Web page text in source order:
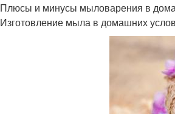
Плюсы и минусы мыловарения в
Изготовление мыла в домашних